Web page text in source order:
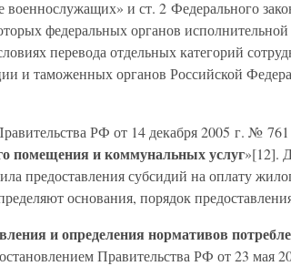
военнослужащих» и ст. 2 Федерального
федеральных органов
перевода отдельных категорий
и таможенных органов Российской
РФ от 14 декабря 2005 г. №
помещения и коммунальных услуг»[12].
предоставления субсидий на оплату
основания, порядок
и определения нормативов
Правительства РФ от 23 мая